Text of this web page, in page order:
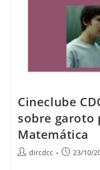
Cineclube
sobre garoto
Matemática
dircdcc 23/10/